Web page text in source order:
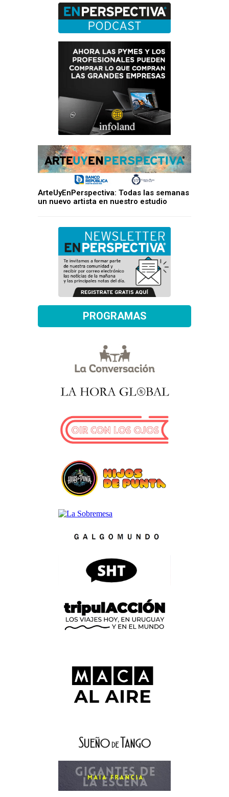
ArteUyEnPerspectiva: Todas las semanas
un nuevo artista en nuestro estudio
PROGRAMAS